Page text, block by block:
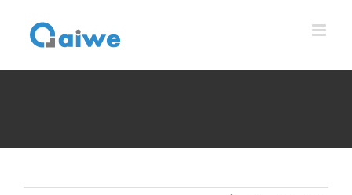
容